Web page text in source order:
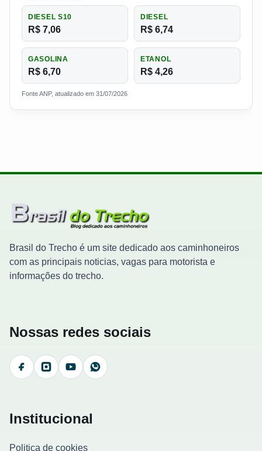
DIESEL S10
R$ 7,06
DIESEL
R$ 6,74
GASOLINA
R$ 6,70
ETANOL
R$ 4,26
Fonte ANP, atualizado em 31/07/2026
Brasil do Trecho é um site dedicado aos caminhoneiros
com as principais noticias, vagas para motorista e
informações do trecho.
Nossas redes sociais
FacebookInstagramYouTubeWhatsApp
Institucional
Politica de cookies